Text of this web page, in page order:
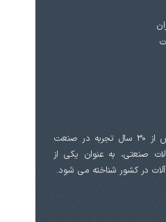
بازرگانی فولاد برابا با بیش از 30 سال تجربه در صنعت
صنعتی، به عنوان یکی از
در کشور شناخته می شود.